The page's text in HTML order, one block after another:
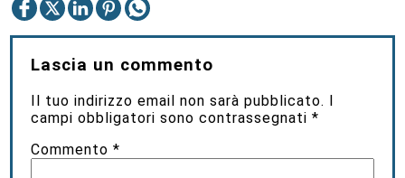
Lascia un commento
Il tuo indirizzo email non sarà pubblicato. I
campi obbligatori sono contrassegnati*
Commento*